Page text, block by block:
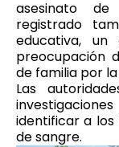
asesinato
registrado
educativa,
preocupación
de familia por
Las
identificar a los
de sangre.